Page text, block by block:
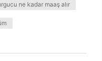
ne kadar maaş alır